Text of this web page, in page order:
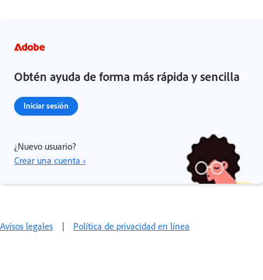
Obtén ayuda de forma más rápida y sencilla
Iniciar sesión
¿Nuevo usuario?
Crear una cuenta ›
Avisos legales | Política de privacidad en línea